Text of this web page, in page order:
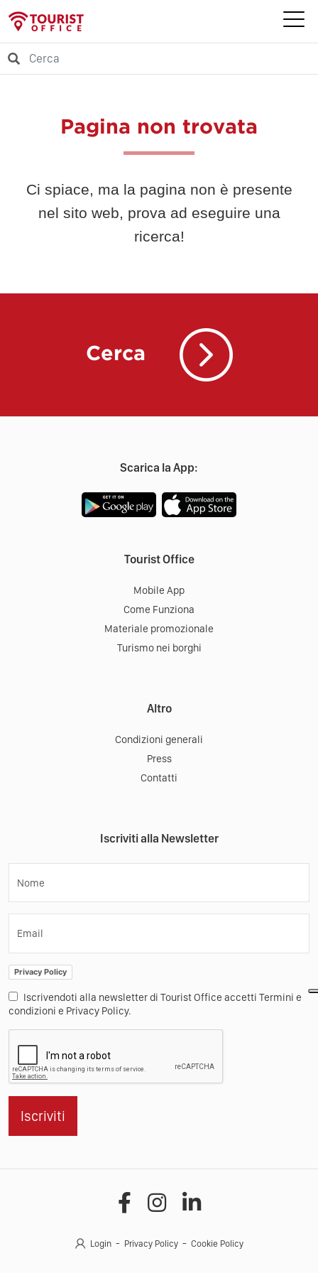
Pagina non trovata
Ci spiace, ma la pagina non è presente
nel sito web, prova ad eseguire una
ricerca!
Cerca
Scarica la App:
Tourist Office
Mobile App
Come Funziona
Materiale promozionale
Turismo nei borghi
Altro
Condizioni generali
Press
Contatti
Iscriviti alla Newsletter
Nome
Email
Privacy Policy
Iscrivendoti alla newsletter di Tourist Office accetti Termini e
condizioni e Privacy Policy.
Iscriviti
Login Privacy Policy Cookie Policy